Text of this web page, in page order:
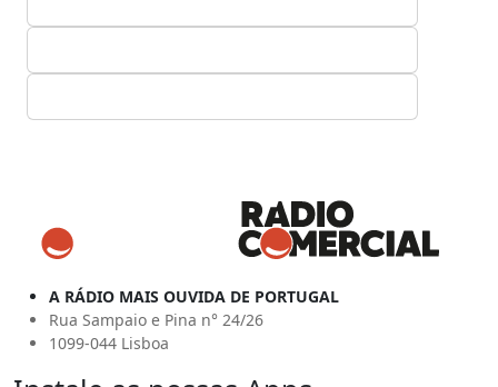
A RÁDIO MAIS OUVIDA DE PORTUGAL
Rua Sampaio e Pina n° 24/26
1099-044 Lisboa